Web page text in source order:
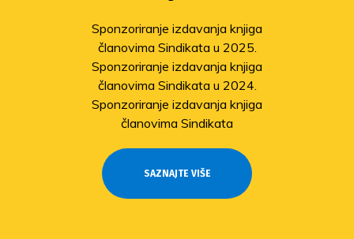
Sponzoriranje izdavanja knjiga
članovima Sindikata u 2025.
Sponzoriranje izdavanja knjiga
članovima Sindikata u 2024.
Sponzoriranje izdavanja knjiga
članovima Sindikata
SAZNAJTE VIŠE